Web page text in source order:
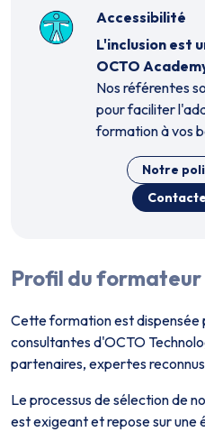
Accessibilité
L'inclusion est
OCTO
Nos référent·es
pour faciliter
formation à vos
Notre
Profil du formateur
Cette formation est dispensée
consultant·es d'OCTO
partenaires, expert·es
Le processus de sélection de
est exigeant et repose sur une